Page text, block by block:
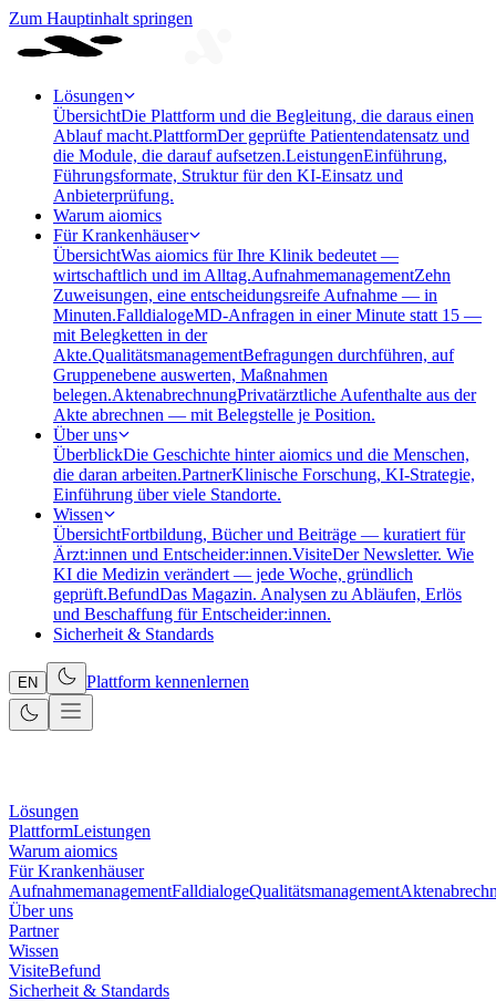
Zum Hauptinhalt springen
Lösungen
ÜbersichtDie Plattform und die Begleitung, die daraus einen
Ablauf macht.PlattformDer geprüfte Patientendatensatz und
die Module, die darauf aufsetzen.LeistungenEinführung,
Führungsformate, Struktur für den KI-Einsatz und
Anbieterprüfung.
Warum aiomics
Für Krankenhäuser
ÜbersichtWas aiomics für Ihre Klinik bedeutet —
wirtschaftlich und im Alltag.AufnahmemanagementZehn
Zuweisungen, eine entscheidungsreife Aufnahme — in
Minuten.FalldialogeMD-Anfragen in einer Minute statt 15 —
mit Belegketten in der
Akte.QualitätsmanagementBefragungen durchführen, auf
Gruppenebene auswerten, Maßnahmen
belegen.AktenabrechnungPrivatärztliche Aufenthalte aus der
Akte abrechnen — mit Belegstelle je Position.
Über uns
ÜberblickDie Geschichte hinter aiomics und die Menschen,
die daran arbeiten.PartnerKlinische Forschung, KI-Strategie,
Einführung über viele Standorte.
Wissen
ÜbersichtFortbildung, Bücher und Beiträge — kuratiert für
Ärzt:innen und Entscheider:innen.VisiteDer Newsletter. Wie
KI die Medizin verändert — jede Woche, gründlich
geprüft.BefundDas Magazin. Analysen zu Abläufen, Erlös
und Beschaffung für Entscheider:innen.
Sicherheit & Standards
EN Plattform kennenlernen
Lösungen
PlattformLeistungen
Warum aiomics
Für Krankenhäuser
AufnahmemanagementFalldialogeQualitätsmanagement
Über uns
Partner
Wissen
VisiteBefund
Sicherheit & Standards